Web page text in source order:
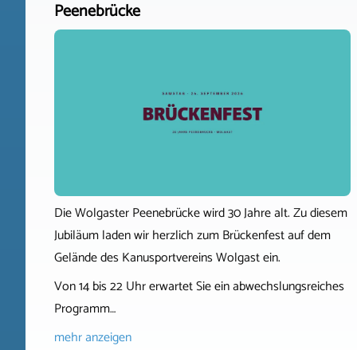
Peenebrücke
Die Wolgaster Peenebrücke wird 30 Jahre alt. Zu diesem
Jubiläum laden wir herzlich zum Brückenfest auf dem
Gelände des Kanusportvereins Wolgast ein.
Von 14 bis 22 Uhr erwartet Sie ein abwechslungsreiches
Programm…
mehr anzeigen